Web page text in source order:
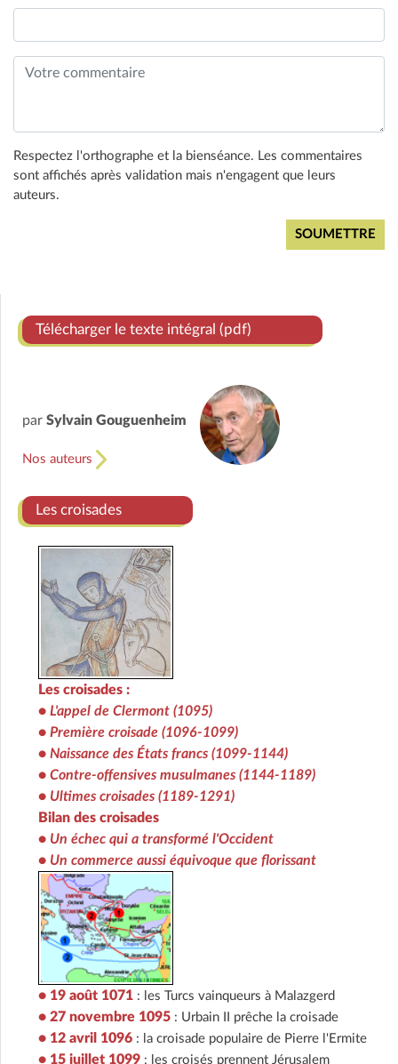
Respectez l'orthographe et la bienséance. Les commentaires
sont affichés après validation mais n'engagent que leurs
auteurs.
Télécharger le texte intégral (pdf)
par Sylvain Gouguenheim
Nos auteurs
Les croisades
Les croisades :
• L'appel de Clermont (1095)
• Première croisade (1096-1099)
• Naissance des États francs (1099-1144)
• Contre-offensives musulmanes (1144-1189)
• Ultimes croisades (1189-1291)
Bilan des croisades
• Un échec qui a transformé l'Occident
• Un commerce aussi équivoque que florissant
• 19 août 1071 : les Turcs vainqueurs à Malazgerd
• 27 novembre 1095 : Urbain II prêche la croisade
• 12 avril 1096 : la croisade populaire de Pierre l'Ermite
• 15 juillet 1099 : les croisés prennent Jérusalem